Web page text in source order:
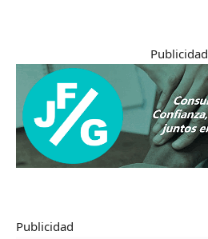
Publicidad
Publicidad